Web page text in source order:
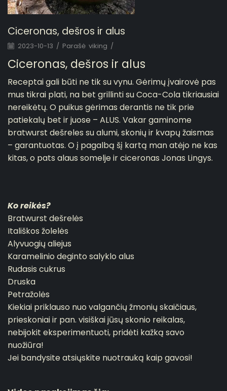
Ciceronas, dešros ir alus
2023-10-13 / Parašė viking /
Ciceronas, dešros ir alus
Receptai gali būti ne tik su vynu. Gėrimų įvairovė pas
mus tikrai plati, na bet grillinti su Coca-Cola tikriausiai
nereikėtų. O puikus gėrimas derantis ne tik prie
patiekalų bet ir juose – ALUS. Vakar gaminome
bratwurst dešreles su alumi, skonių ir kvapų žaismas
– garantuotas. O į pagalbą šį kartą man atėjo ne kas
kitas, o pats alaus somelje ir ciceronas Jonas Lingys.
Ko reikės?
Bratwurst dešrelės
Itališkos žolelės
Alyvuogių aliejus
Karamelinio deginto salyklo alus
Rudasis cukrus
Druska
Petražolės
Kiekiai priklauso nuo valgančių žmonių skaičiaus,
prieskoniai ir pan. visiškai jūsų skonio reikalas,
nebijokit eksperimentuoti, pridėti kažką savo
nuožiūra!
Jei bandysite atsiųskite nuotrauką kaip gavosi!